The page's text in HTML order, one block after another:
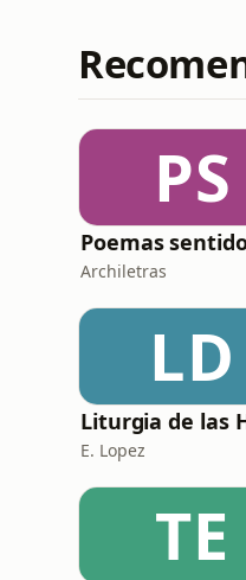
PS
Poemas
Archiletras
LD
E. Lopez
TE